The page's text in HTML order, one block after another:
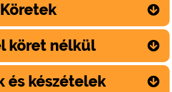
Köretek
köret nélkül
és készételek